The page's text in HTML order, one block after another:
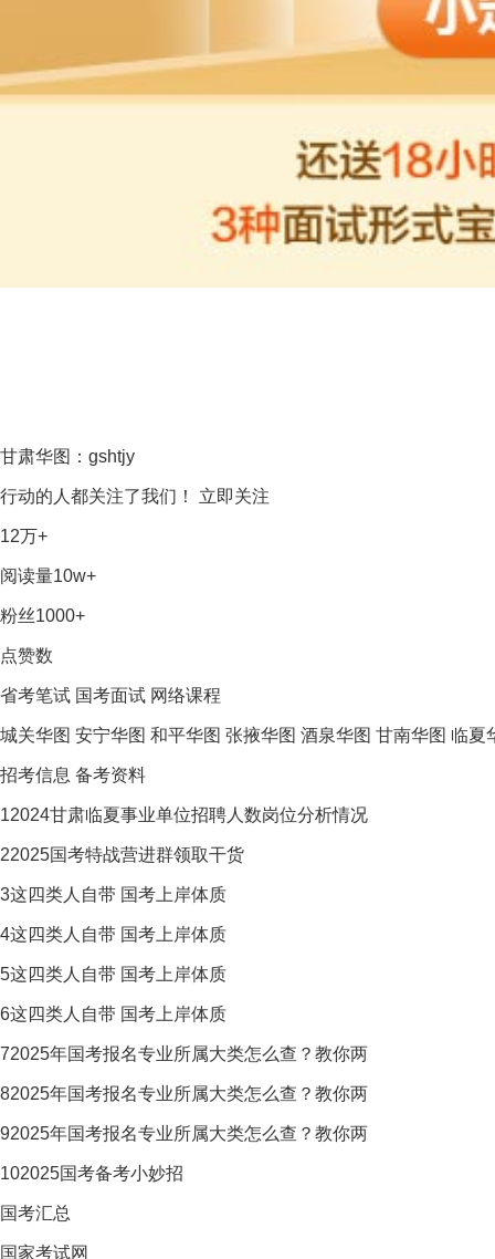
甘肃华图：gshtjy
行动的人都关注了我们！ 立即关注
12万+
阅读量10w+
粉丝1000+
点赞数
省考笔试 国考面试 网络课程
城关华图 安宁华图 和平华图 张掖华图 酒泉华图 甘南华图 临夏
招考信息 备考资料
12024甘肃临夏事业单位招聘人数岗位分析情况
22025国考特战营进群领取干货
3这四类人自带 国考上岸体质
4这四类人自带 国考上岸体质
5这四类人自带 国考上岸体质
6这四类人自带 国考上岸体质
72025年国考报名专业所属大类怎么查？教你两
82025年国考报名专业所属大类怎么查？教你两
92025年国考报名专业所属大类怎么查？教你两
102025国考备考小妙招
国考汇总
国家考试网